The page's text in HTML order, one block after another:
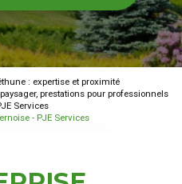
: expertise et proximité
prestations pour professionnels
Services
- PJE Services